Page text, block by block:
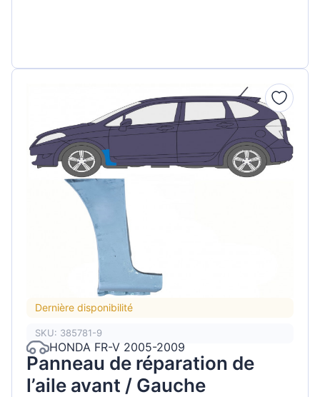
Dernière disponibilité
SKU: 385781-9
HONDA FR-V 2005-2009
Panneau de réparation de
l’aile avant / Gauche